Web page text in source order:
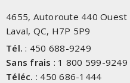
4655, Autoroute 440 Ouest
Laval, QC, H7P 5P9
Tél. : 450 688-9249
Sans frais : 1 800 599-9249
Téléc. : 450 686-1444